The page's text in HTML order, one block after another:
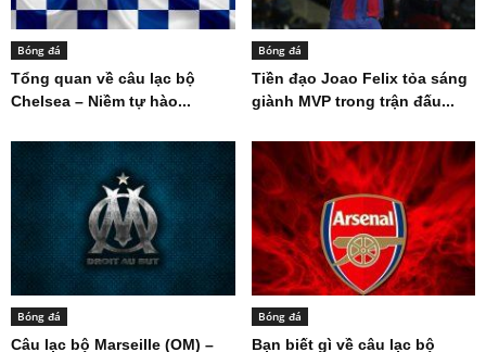
Bóng đá
Tổng quan về câu lạc bộ
Chelsea – Niềm tự hào...
Bóng đá
Tiền đạo Joao Felix tỏa sáng
giành MVP trong trận đấu...
Bóng đá
Câu lạc bộ Marseille (OM) –
Bóng đá
Bạn biết gì về câu lạc bộ